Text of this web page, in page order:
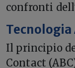
confronti
Tecnologia
Il principio
Contact